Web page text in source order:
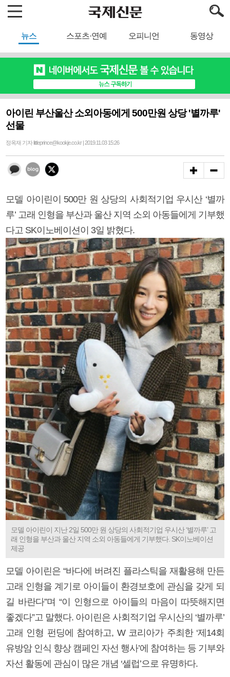
뉴스 스포츠·연예 오피니언 동영상
아이린 부산울산 소외아동에게 500만원 상당 '별까루'
선물
정옥재 기자 littleprince@kookje.co.kr | 2019.11.03 15:26
모델 아이린이 500만 원 상당의 사회적기업 우시산 ‘별까
루’ 고래 인형을 부산과 울산 지역 소외 아동들에게 기부했
다고 SK이노베이션이 3일 밝혔다.
모델 아이린이 지난 2일 500만 원 상당의 사회적기업 우시산 ‘별까루’ 고
래 인형을 부산과 울산 지역 소외 아동들에게 기부했다. SK이노베이션
제공
모델 아이린은 “바다에 버려진 플라스틱을 재활용해 만든
고래 인형을 계기로 아이들이 환경보호에 관심을 갖게 되
길 바란다”며 “이 인형으로 아이들의 마음이 따뜻해지면
좋겠다”고 말했다. 아이린은 사회적기업 우시산의 ‘별까루’
고래 인형 펀딩에 참여하고, W 코리아가 주최한 ‘제14회
유방암 인식 향상 캠페인 자선 행사’에 참여하는 등 기부와
자선 활동에 관심이 많은 개념 ‘셀럽’으로 유명하다.